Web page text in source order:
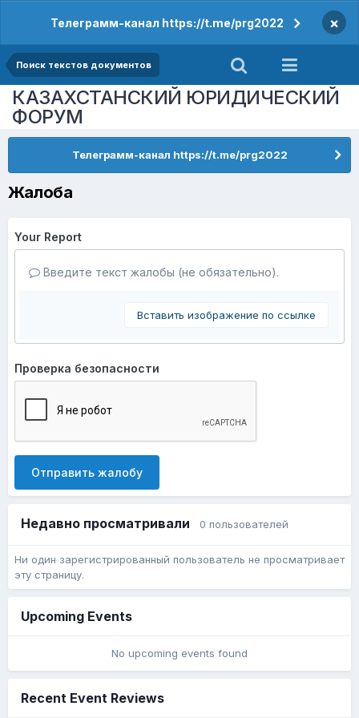
Телеграмм-канал https://t.me/prg2022 ×
Поиск текстов документов
КАЗАХСТАНСКИЙ ЮРИДИЧЕСКИЙ
ФОРУМ
Телеграмм-канал https://t.me/prg2022
Жалоба
Your Report
Введите текст жалобы (не обязательно).
Вставить изображение по ссылке
Проверка безопасности
Отправить жалобу
Недавно просматривали 0 пользователей
Ни один зарегистрированный пользователь не просматривает
эту страницу.
Upcoming Events
No upcoming events found
Recent Event Reviews